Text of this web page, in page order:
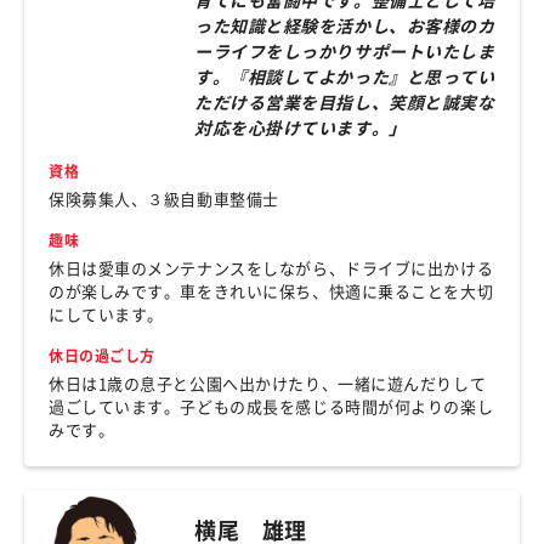
った知識と経験を活かし、お客様のカ
ーライフをしっかりサポートいたしま
す。『相談してよかった』と思ってい
ただける営業を目指し、笑顔と誠実な
対応を心掛けています。」
資格
保険募集人、３級自動車整備士
趣味
休日は愛車のメンテナンスをしながら、ドライブに出かける
のが楽しみです。車をきれいに保ち、快適に乗ることを大切
にしています。
休日の過ごし方
休日は1歳の息子と公園へ出かけたり、一緒に遊んだりして
過ごしています。子どもの成長を感じる時間が何よりの楽し
みです。
横尾 雄理